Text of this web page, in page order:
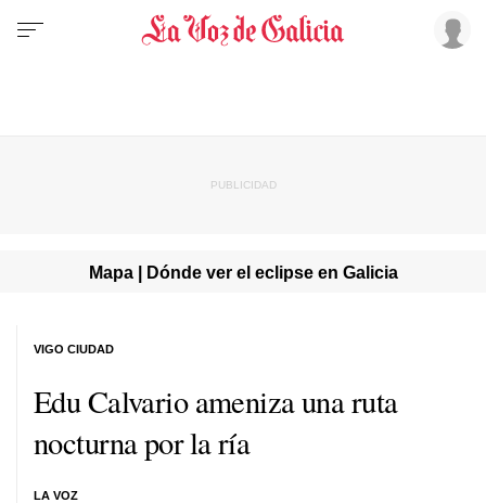
Mapa | Dónde ver el eclipse en Galicia
Edu Calvario ameniza una ruta
nocturna por la ría
LA VOZ
VIGO CIUDAD